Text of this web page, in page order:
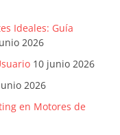
Ideales: Guía
2026
10 junio 2026
2026
en Motores de